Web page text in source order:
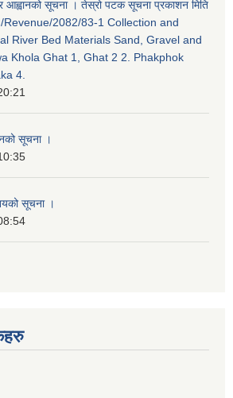
आह्वानको सूचना । तेस्रो पटक सूचना प्रकाशन मिति
2082/83-1 Collection and
River Bed Materials Sand, Gravel and
Khola Ghat 1, Ghat 2 2. Phakphok
4.
सूचना ।
सूचना ।